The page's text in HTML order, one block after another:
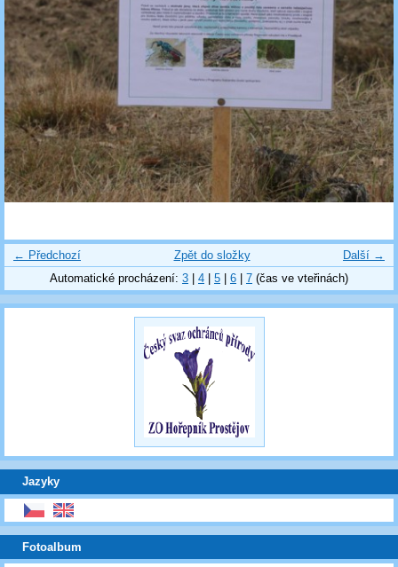
← Předchozí Další →
Zpět do složky
Automatické procházení: 3 4 5 6 7 (čas ve vteřinách)
Jazyky
Fotoalbum